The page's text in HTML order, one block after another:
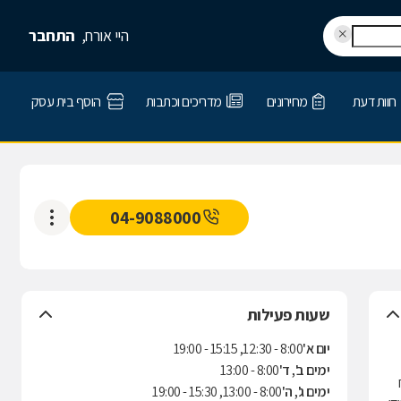
היי אורח, התחבר
חוות דעת מחירונים מדריכים וכתבות הוסף בית עסק
04-9088000
שעות פעילות
יום א'8:00 - 12:30, 15:15 - 19:00
ימים ב', ד'8:00 - 13:00
ימים ג', ה'8:00 - 13:00, 15:30 - 19:00